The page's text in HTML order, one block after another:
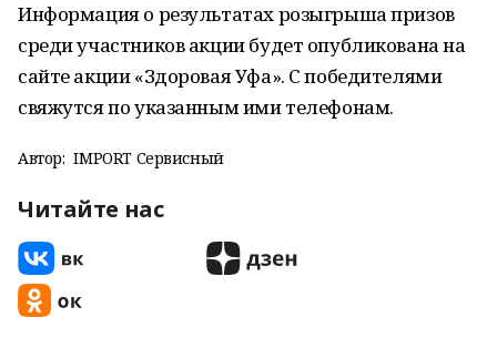
Информация о результатах розыгрыша призов
среди участников акции будет опубликована на
сайте акции «Здоровая Уфа». С победителями
свяжутся по указанным ими телефонам.
Автор: IMPORT Сервисный
Читайте нас